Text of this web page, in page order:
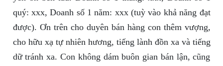
quý: xxx, Doanh số 1 năm: xxx (tuỳ vào khả năng đạt
được). Ơn trên cho duyên bán hàng con thêm vượng,
cho hữu xạ tự nhiên hương, tiếng lành đồn xa và tiếng
dữ tránh xa. Con không dám buôn gian bán lận, cũng